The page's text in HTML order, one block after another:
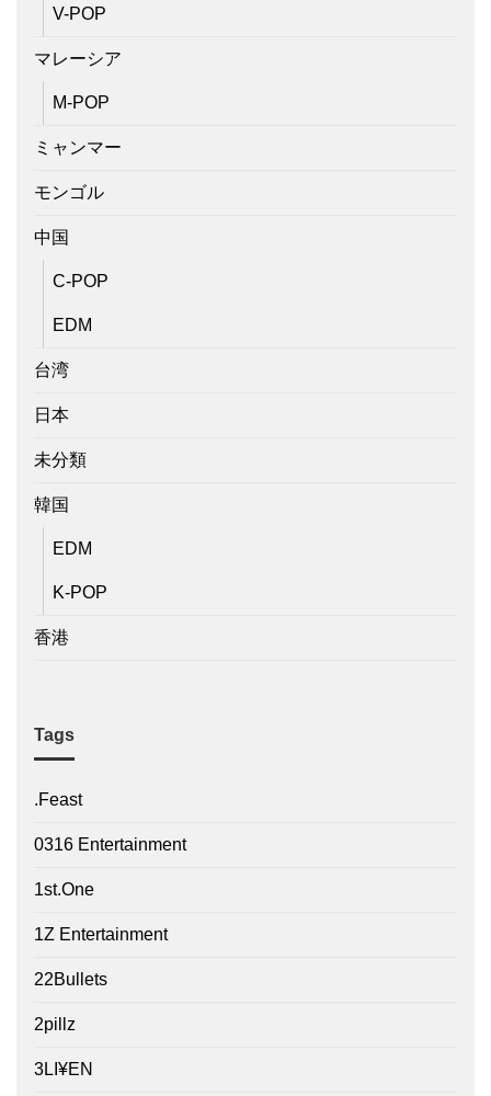
V-POP
マレーシア
M-POP
ミャンマー
モンゴル
中国
C-POP
EDM
台湾
日本
未分類
韓国
EDM
K-POP
香港
Tags
.Feast
0316 Entertainment
1st.One
1Z Entertainment
22Bullets
2pillz
3LI¥EN